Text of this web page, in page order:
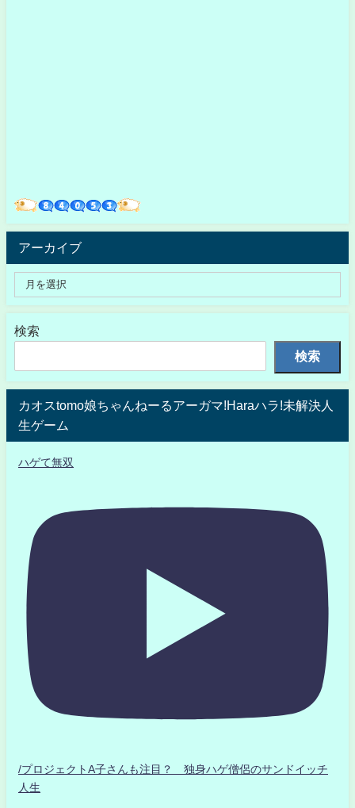
アーカイブ
検索
検索
カオスtomo娘ちゃんねーるアーガマ!Haraハラ!未解決人
生ゲーム
ハゲて無双
/プロジェクトA子さんも注目？ 独身ハゲ僧侶のサンドイッチ
人生